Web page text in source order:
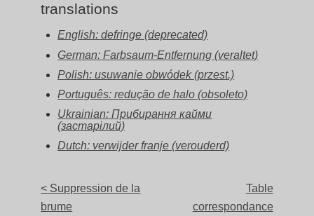
translations
English: defringe (deprecated)
German: Farbsaum-Entfernung (veraltet)
Polish: usuwanie obwódek (przest.)
Português: redução de halo (obsoleto)
Ukrainian: Прибирання кайми
(застарілий)
Dutch: verwijder franje (verouderd)
< Suppression de la
brume
Table
correspondance